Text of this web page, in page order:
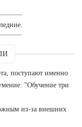
поступают именно
"Обучение три
из-за внешних